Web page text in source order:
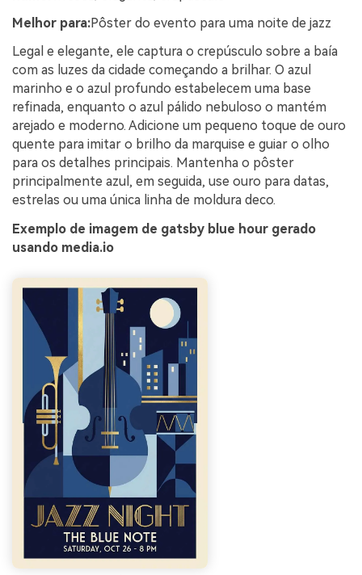
Melhor para:Pôster do evento para uma noite de jazz
Legal e elegante, ele captura o crepúsculo sobre a baía
com as luzes da cidade começando a brilhar. O azul
marinho e o azul profundo estabelecem uma base
refinada, enquanto o azul pálido nebuloso o mantém
arejado e moderno. Adicione um pequeno toque de ouro
quente para imitar o brilho da marquise e guiar o olho
para os detalhes principais. Mantenha o pôster
principalmente azul, em seguida, use ouro para datas,
estrelas ou uma única linha de moldura deco.
Exemplo de imagem de gatsby blue hour gerado
usando media.io